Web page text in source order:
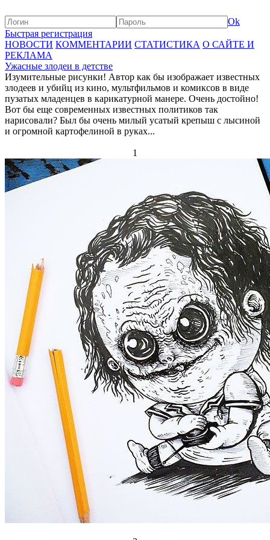
Ok
Быстрая регистрация
НОВОСТИ КОММЕНТАРИИ СТАТИСТИКА О САЙТЕ И
РЕКЛАМА
Ужасные злодеи в детстве
Изумительные рисунки! Автор как бы изображает известных
злодеев и убийц из кино, мультфильмов и комиксов в виде
пузатых младенцев в карикатурной манере. Очень достойно!
Вот бы еще современных известных политиков так
нарисовали? Был бы очень милый усатый крепыш с лысиной
и огромной картофелиной в руках...
1